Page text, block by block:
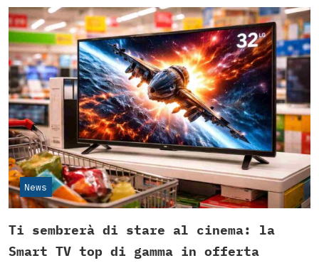
News
Ti sembrerà di stare al cinema: la
Smart TV top di gamma in offerta